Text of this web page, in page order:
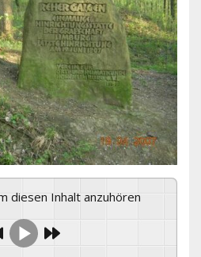
diesen Inhalt anzuhören